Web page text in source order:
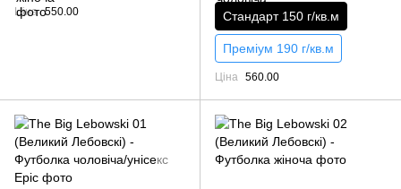
Ціна 550.00 Стандарт 150 г/кв.м
Преміум 190 г/кв.м
Ціна 560.00